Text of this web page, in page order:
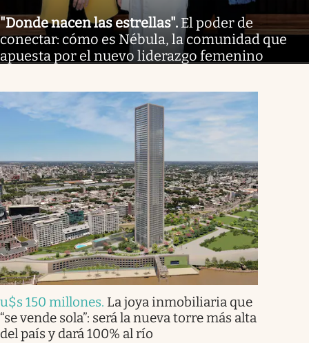
"Donde nacen las estrellas". El poder de
conectar: cómo es Nébula, la comunidad que
apuesta por el nuevo liderazgo femenino
u$s 150 millones. La joya inmobiliaria que
“se vende sola”: será la nueva torre más alta
del país y dará 100% al río